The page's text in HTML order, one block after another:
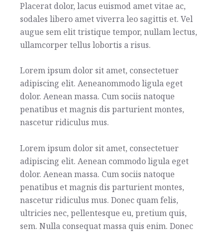
Placerat dolor, lacus euismod amet vitae ac,
sodales libero amet viverra leo sagittis et. Vel
augue sem elit tristique tempor, nullam lectus,
ullamcorper tellus lobortis a risus.
Lorem ipsum dolor sit amet, consectetuer
adipiscing elit. Aeneanommodo ligula eget
dolor. Aenean massa. Cum sociis natoque
penatibus et magnis dis parturient montes,
nascetur ridiculus mus.
Lorem ipsum dolor sit amet, consectetuer
adipiscing elit. Aenean commodo ligula eget
dolor. Aenean massa. Cum sociis natoque
penatibus et magnis dis parturient montes,
nascetur ridiculus mus. Donec quam felis,
ultricies nec, pellentesque eu, pretium quis,
sem. Nulla consequat massa quis enim. Donec